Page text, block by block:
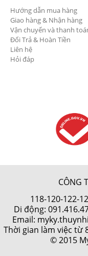
Hướng dẫn mua hàng
Giao hàng & Nhận hàng
Vận chuyển và thanh
Đổi Trả & Hoàn Tiền
Liên hệ
Hỏi đáp
CÔNG
118-120-122-
Di động:
Email:
Thời gian làm việc từ
© 2015